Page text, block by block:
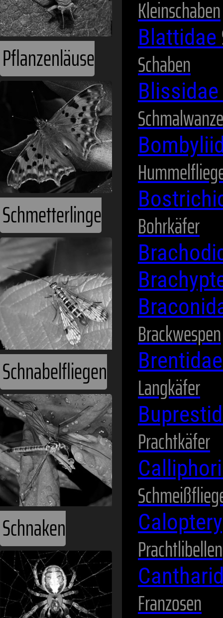
Pflanzenläuse
Schmetterlinge
Schnabelfliegen
Schnaken
Kleinschaben
Blattidae
Schaben
Blissidae
Bohrkäfer
Brackwespen
Langkäfer
Prachtkäfer
Prachtlibellen
Franzosen